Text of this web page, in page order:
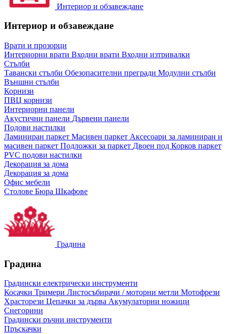
Интериор и обзавеждане
Интериор и обзавеждане
Врати и прозорци
Интериорни врати Входни врати Входни изтривалки
Стълби
Тавански стълби Обезопасителни прегради Модулни стълби
Външни стълби
Корнизи
ПВЦ корнизи
Интериорни панели
Акустични панели Дървени панели
Подови настилки
Ламиниран паркет Масивен паркет Аксесоари за ламиниран и
масивен паркет Подложки за паркет Двоен под Корков паркет
PVC подови настилки
Декорация за дома
Декорация за дома
Офис мебели
Столове Бюра Шкафове
Градина
Градина
Градински електрически инструменти
Косачки Тримери Листосъбирачи / моторни метли Мотофрези
Храсторези Цепачки за дърва Акумулаторни ножици
Снегорини
Градински ръчни инструменти
Пръскачки